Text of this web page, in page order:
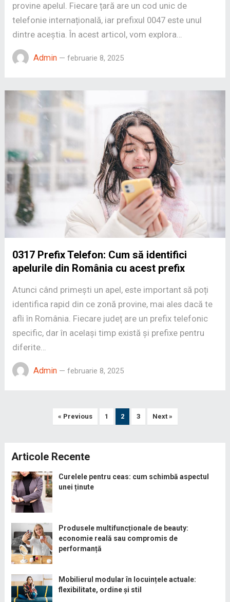
provine apelul. Fiecare țară are un cod unic de
telefonie internațională, iar prefixul 0047 este unul
dintre aceștia. În acest articol, vom explora…
Admin— februarie 8, 2025
0317 Prefix Telefon: Cum să identifici
apelurile din România cu acest prefix
Atunci când primești un apel, este important să poți
identifica rapid din ce zonă provine, mai ales dacă te
afli în România. Fiecare județ are un prefix telefonic
specific, dar în același timp există și prefixe pentru
diferite…
Admin— februarie 8, 2025
« Previous 1 2 3 Next »
Articole Recente
Curelele pentru ceas: cum schimbă aspectul
unei ținute
Produsele multifuncționale de beauty:
economie reală sau compromis de
performanță
Mobilierul modular în locuințele actuale:
flexibilitate, ordine și stil